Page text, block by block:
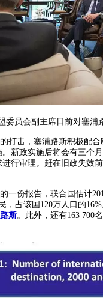
委员会副主席日前对塞浦
打击，塞浦路斯积极配
新政实施后将会有三个
行审理。赶在旧政失效
一份报告，联合国估计
，占该国120万人口的
斯。此外，还有163 700